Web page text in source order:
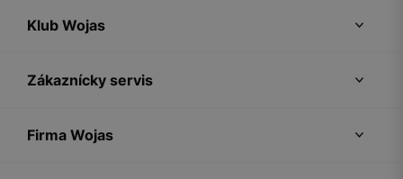
Klub Wojas
Zákaznícky servis
Firma Wojas